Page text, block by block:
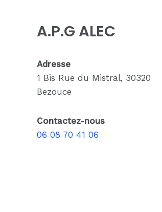
A.P.G ALEC
Adresse
1 Bis Rue du Mistral, 30320
Bezouce
Contactez-nous
06 08 70 41 06